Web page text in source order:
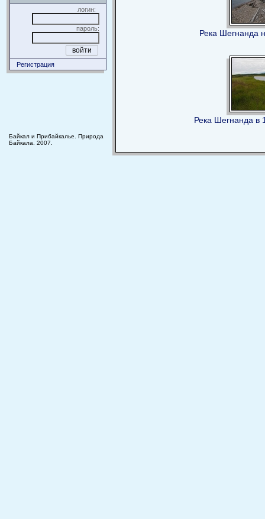
логин:
пароль:
Регистрация
Река Шегнанда
Река Шегнанда в
Байкал и Прибайкалье. Природа
Байкала. 2007.